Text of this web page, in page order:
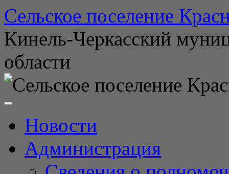
Перейти
к
содержимому
Сельское поселение
Кинель-Черкасский
области
Новости
Администрация